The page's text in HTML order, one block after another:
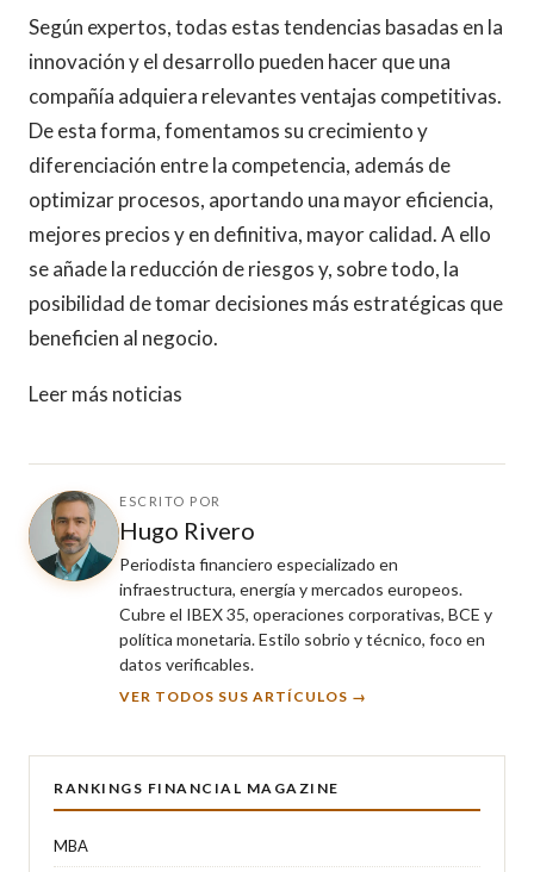
Según expertos, todas estas tendencias basadas en la
innovación y el desarrollo pueden hacer que una
compañía adquiera relevantes ventajas competitivas.
De esta forma, fomentamos su crecimiento y
diferenciación entre la competencia, además de
optimizar procesos, aportando una mayor eficiencia,
mejores precios y en definitiva, mayor calidad. A ello
se añade la reducción de riesgos y, sobre todo, la
posibilidad de tomar decisiones más estratégicas que
beneficien al negocio.
Leer más noticias
ESCRITO POR
Hugo Rivero
Periodista financiero especializado en
infraestructura, energía y mercados europeos.
Cubre el IBEX 35, operaciones corporativas, BCE y
política monetaria. Estilo sobrio y técnico, foco en
datos verificables.
VER TODOS SUS ARTÍCULOS →
RANKINGS FINANCIAL MAGAZINE
MBA